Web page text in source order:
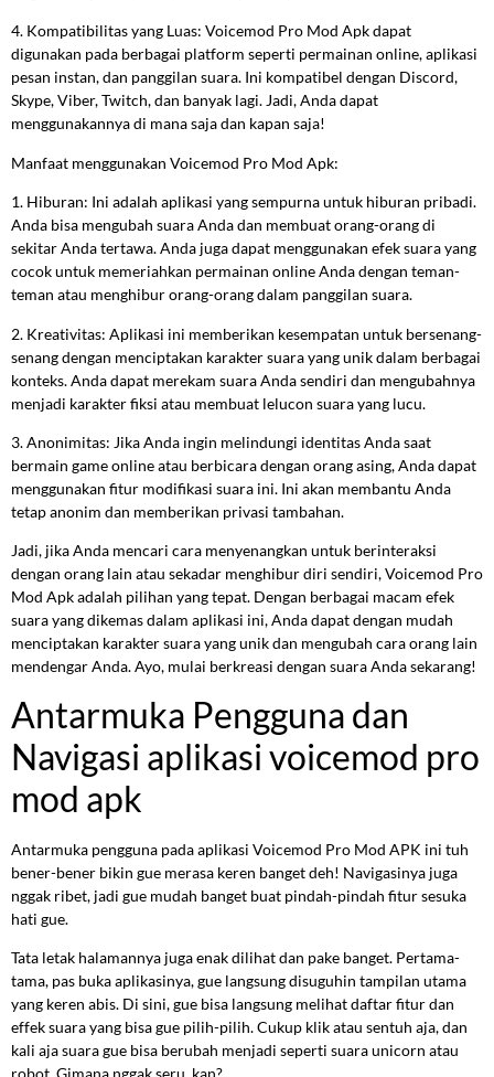
4. Kompatibilitas yang Luas: Voicemod Pro Mod Apk dapat
digunakan pada berbagai platform seperti permainan online, aplikasi
pesan instan, dan panggilan suara. Ini kompatibel dengan Discord,
Skype, Viber, Twitch, dan banyak lagi. Jadi, Anda dapat
menggunakannya di mana saja dan kapan saja!
Manfaat menggunakan Voicemod Pro Mod Apk:
1. Hiburan: Ini adalah aplikasi yang sempurna untuk hiburan pribadi.
Anda bisa mengubah suara Anda dan membuat orang-orang di
sekitar Anda tertawa. Anda juga dapat menggunakan efek suara yang
cocok untuk memeriahkan permainan online Anda dengan teman-
teman atau menghibur orang-orang dalam panggilan suara.
2. Kreativitas: Aplikasi ini memberikan kesempatan untuk bersenang-
senang dengan menciptakan karakter suara yang unik dalam berbagai
konteks. Anda dapat merekam suara Anda sendiri dan mengubahnya
menjadi karakter fiksi atau membuat lelucon suara yang lucu.
3. Anonimitas: Jika Anda ingin melindungi identitas Anda saat
bermain game online atau berbicara dengan orang asing, Anda dapat
menggunakan fitur modifikasi suara ini. Ini akan membantu Anda
tetap anonim dan memberikan privasi tambahan.
Jadi, jika Anda mencari cara menyenangkan untuk berinteraksi
dengan orang lain atau sekadar menghibur diri sendiri, Voicemod Pro
Mod Apk adalah pilihan yang tepat. Dengan berbagai macam efek
suara yang dikemas dalam aplikasi ini, Anda dapat dengan mudah
menciptakan karakter suara yang unik dan mengubah cara orang lain
mendengar Anda. Ayo, mulai berkreasi dengan suara Anda sekarang!
Antarmuka Pengguna dan
Navigasi aplikasi voicemod pro
mod apk
Antarmuka pengguna pada aplikasi Voicemod Pro Mod APK ini tuh
bener-bener bikin gue merasa keren banget deh! Navigasinya juga
nggak ribet, jadi gue mudah banget buat pindah-pindah fitur sesuka
hati gue.
Tata letak halamannya juga enak dilihat dan pake banget. Pertama-
tama, pas buka aplikasinya, gue langsung disuguhin tampilan utama
yang keren abis. Di sini, gue bisa langsung melihat daftar fitur dan
effek suara yang bisa gue pilih-pilih. Cukup klik atau sentuh aja, dan
kali aja suara gue bisa berubah menjadi seperti suara unicorn atau